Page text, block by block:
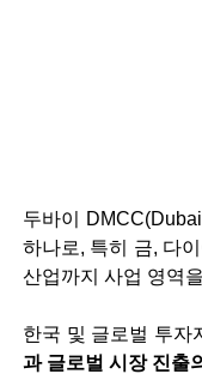
두바이
하나로, 특히 금, 다
산업까지 사업 영역
한국 및 글로벌 투자
과 글로벌 시장 진출